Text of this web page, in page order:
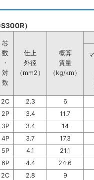
）
芯
数
・
対
数
仕上
外径
（mm2）
概算
質量
（kg/km）
2C 2.3 6
2P
3.4 11.7
3P
3.4 14
4P
3.7 17.3
5P
4.1 21.1
6P
4.4 24.6
2C 2.8 9